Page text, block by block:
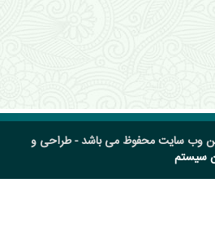
وب سایت محفوظ می باشد - طراحی و
سیستم